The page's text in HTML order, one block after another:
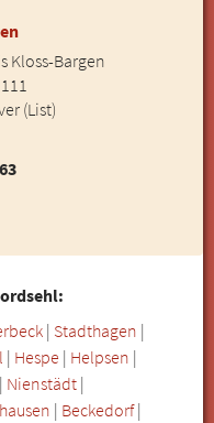
Kloss-Bargen
(List)
| Stadthagen |
| Hespe | Helpsen |
| Nienstädt |
| Beckedorf|